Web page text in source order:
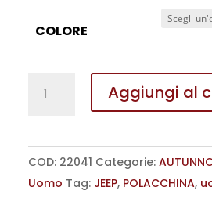
COLORE
STILE
BANTAM
JEEP
UOMO
Aggiungi al
COD: 22041 Categorie:
Uomo Tag: JEEP, POLACCHINA,